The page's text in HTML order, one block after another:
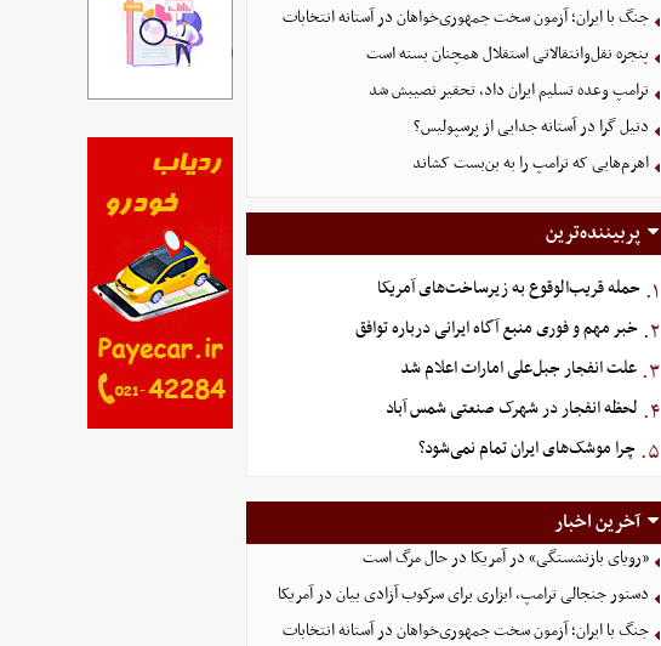
جنگ با ایران؛ آزمون سخت جمهوری‌خواهان در آستانه انتخابات
پنجره نقل‌وانتقالاتی استقلال همچنان بسته است
ترامپ وعده تسلیم ایران داد، تحقیر نصیبش شد
دنیل گرا در آستانه جدایی از پرسپولیس؟
اهرم‌هایی که ترامپ را به بن‌بست کشاند
پربیننده‌ترین
۱. حمله قریب‌الوقوع به زیرساخت‌های آمریکا
۲. خبر مهم و فوری منبع آگاه ایرانی درباره توافق
۳. علت انفجار جبل‌علی امارات اعلام شد
۴. لحظه انفجار در شهرک صنعتی شمس آباد
۵. چرا موشک‌های ایران تمام نمی‌شود؟
آخرین اخبار
«رویای بازنشستگی» در آمریکا در حال مرگ است
دستور جنجالی ترامپ، ابزاری برای سرکوب آزادی بیان در آمریکا
جنگ با ایران؛ آزمون سخت جمهوری‌خواهان در آستانه انتخابات